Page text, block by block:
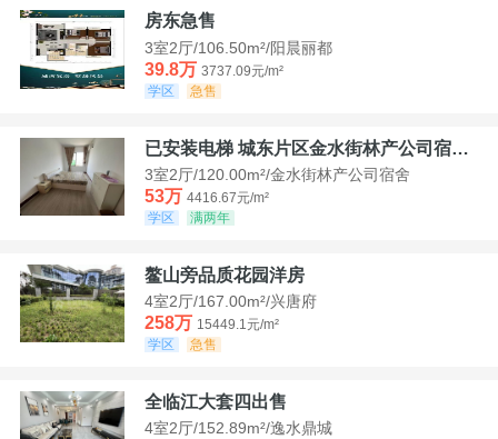
房东急售
3室2厅/106.50m²/阳晨丽都
39.8万 3737.09元/m²
学区
急售
已安装电梯 城东片区金水街林产公司宿舍套三可看江景
3室2厅/120.00m²/金水街林产公司宿舍
53万 4416.67元/m²
学区
满两年
鳌山旁品质花园洋房
4室2厅/167.00m²/兴唐府
258万 15449.1元/m²
学区
急售
全临江大套四出售
4室2厅/152.89m²/逸水鼎城